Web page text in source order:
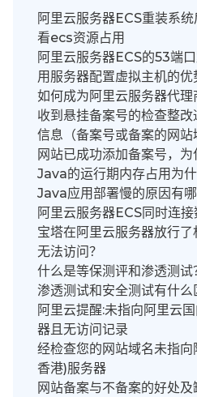
阿里云服务器ECS重装系
看ecs资源占用
阿里云服务器ECS的53端
用服务器配置虚拟主机的优
如何成为阿里云服务器代理
收到悬挂备案号的检查整
信息（备案号或备案的网站
网站已成功添加备案号，为
Java的运行期内存占用为什
Java应用部署慢的原因有哪
阿里云服务器ECS同时连
宝塔在阿里云服务器放行
无法访问？
什么是等保测评和渗透测试
渗透测试和安全测试有什么
阿里云提醒:未指向阿里云
器且无访问记录
经检查您的网站域名未指
香港)服务器
网站备案与不备案的好处